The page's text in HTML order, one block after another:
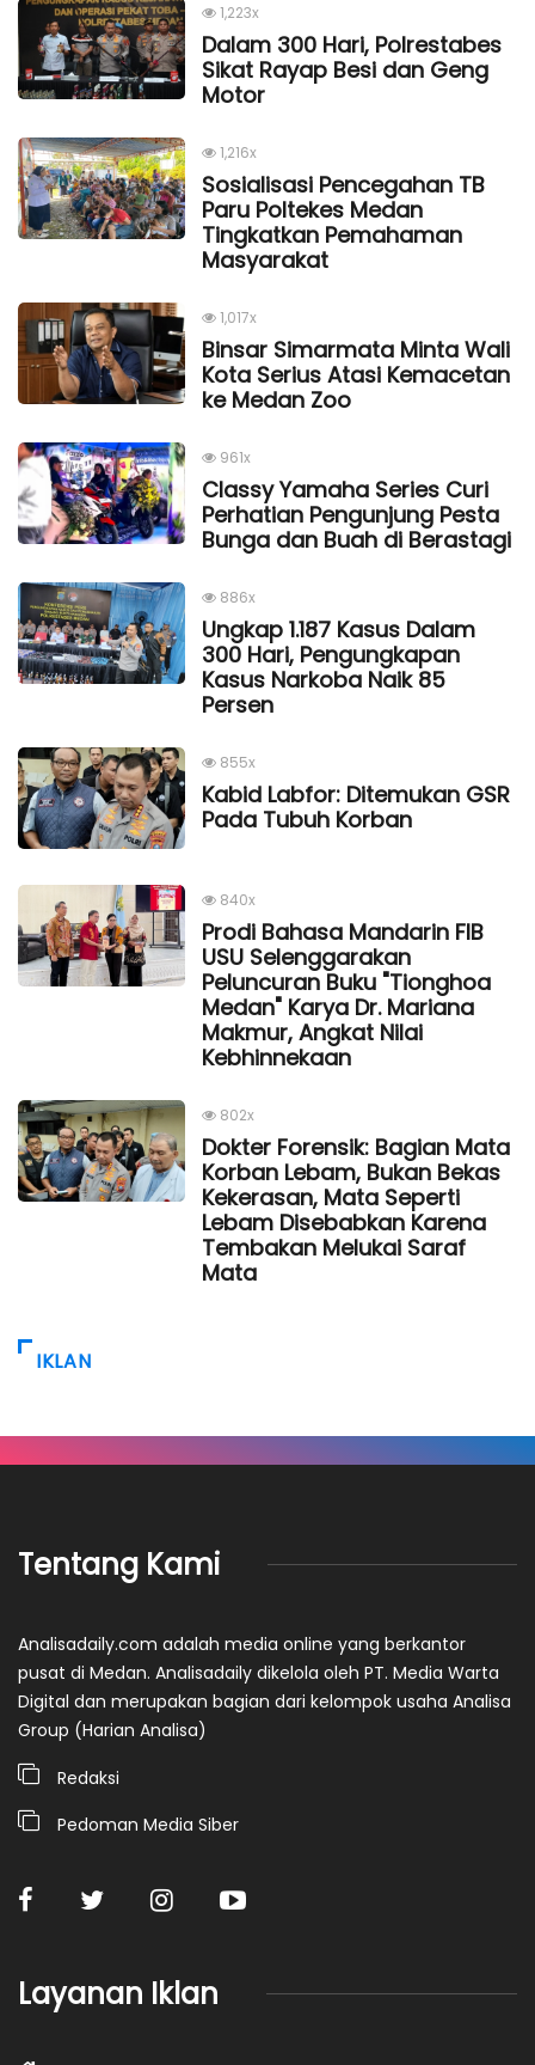
1,223x
Dalam 300 Hari, Polrestabes
Sikat Rayap Besi dan Geng
Motor
1,216x
Sosialisasi Pencegahan TB
Paru Poltekes Medan
Tingkatkan Pemahaman
Masyarakat
1,017x
Binsar Simarmata Minta Wali
Kota Serius Atasi Kemacetan
ke Medan Zoo
961x
Classy Yamaha Series Curi
Perhatian Pengunjung Pesta
Bunga dan Buah di Berastagi
886x
Ungkap 1.187 Kasus Dalam
300 Hari, Pengungkapan
Kasus Narkoba Naik 85
Persen
855x
Kabid Labfor: Ditemukan GSR
Pada Tubuh Korban
840x
Prodi Bahasa Mandarin FIB
USU Selenggarakan
Peluncuran Buku "Tionghoa
Medan" Karya Dr. Mariana
Makmur, Angkat Nilai
Kebhinnekaan
802x
Dokter Forensik: Bagian Mata
Korban Lebam, Bukan Bekas
Kekerasan, Mata Seperti
Lebam Disebabkan Karena
Tembakan Melukai Saraf
Mata
IKLAN
Tentang Kami
Analisadaily.com adalah media online yang berkantor
pusat di Medan. Analisadaily dikelola oleh PT. Media Warta
Digital dan merupakan bagian dari kelompok usaha Analisa
Group (Harian Analisa)
Redaksi
Pedoman Media Siber
Layanan Iklan